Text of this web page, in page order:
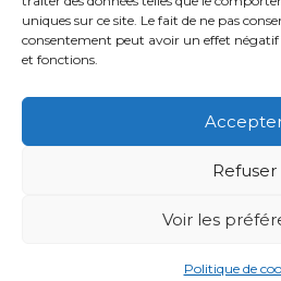
uniques sur ce site. Le fait de ne pas
consentement peut avoir un effet négatif
et fonctions.
Refuser
Voir les
Politique de
Conception site :
Mentions